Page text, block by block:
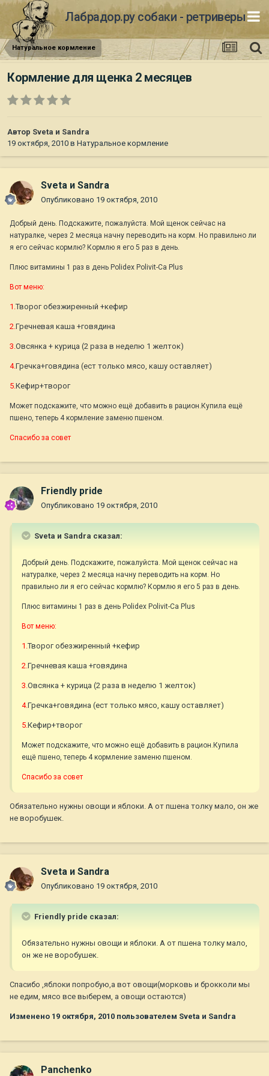
Лабрадор.ру собаки - ретриверы
Натуральное кормление
Кормление для щенка 2 месяцев
Автор Sveta и Sandra
19 октября, 2010 в Натуральное кормление
Sveta и Sandra
Опубликовано 19 октября, 2010
Добрый день. Подскажите, пожалуйста. Мой щенок сейчас на
натуралке, через 2 месяца начну переводить на корм. Но правильно ли
я его сейчас кормлю? Кормлю я его 5 раз в день.
Плюс витамины 1 раз в день Polidex Polivit-Ca Plus
Вот меню:
1.Творог обезжиренный +кефир
2.Гречневая каша +говядина
3.Овсянка + курица (2 раза в неделю 1 желток)
4.Гречка+говядина (ест только мясо, кашу оставляет)
5.Кефир+творог
Может подскажите, что можно ещё добавить в рацион.Купила ещё
пшено, теперь 4 кормление заменю пшеном.
Спасибо за совет
Friendly pride
Опубликовано 19 октября, 2010
Sveta и Sandra сказал:
Добрый день. Подскажите, пожалуйста. Мой щенок сейчас на
натуралке, через 2 месяца начну переводить на корм. Но
правильно ли я его сейчас кормлю? Кормлю я его 5 раз в день.
Плюс витамины 1 раз в день Polidex Polivit-Ca Plus
Вот меню:
1.Творог обезжиренный +кефир
2.Гречневая каша +говядина
3.Овсянка + курица (2 раза в неделю 1 желток)
4.Гречка+говядина (ест только мясо, кашу оставляет)
5.Кефир+творог
Может подскажите, что можно ещё добавить в рацион.Купила
ещё пшено, теперь 4 кормление заменю пшеном.
Спасибо за совет
Обязательно нужны овощи и яблоки. А от пшена толку мало, он же
не воробушек.
Sveta и Sandra
Опубликовано 19 октября, 2010
Friendly pride сказал:
Обязательно нужны овощи и яблоки. А от пшена толку мало,
он же не воробушек.
Спасибо ,яблоки попробую,а вот овощи(морковь и брокколи мы
не едим, мясо все выберем, а овощи остаются)
Изменено 19 октября, 2010 пользователем Sveta и Sandra
Panchenko